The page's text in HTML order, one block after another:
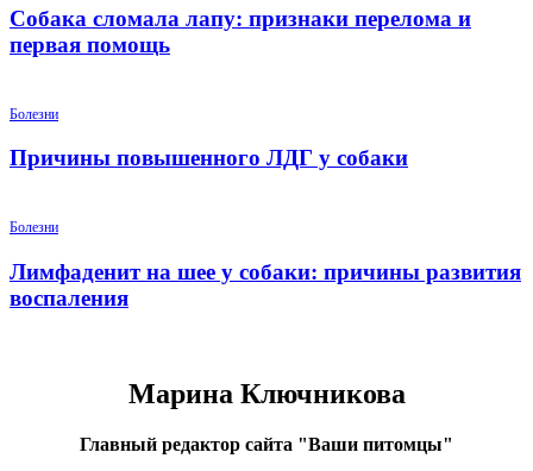
Собака сломала лапу: признаки перелома и
первая помощь
Болезни
Причины повышенного ЛДГ у собаки
Болезни
Лимфаденит на шее у собаки: причины развития
воспаления
Марина Ключникова
Главный редактор сайта "Ваши питомцы"